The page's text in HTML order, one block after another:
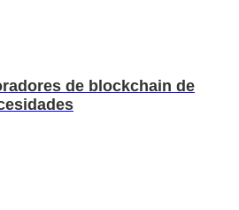
de blockchain de